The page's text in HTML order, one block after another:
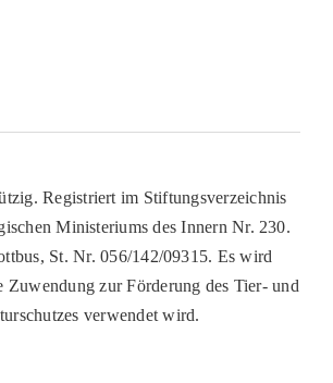
Registriert im Stiftungsverzeichnis
Ministeriums des Innern Nr. 230.
St. Nr. 056/142/09315. Es wird
Zuwendung zur Förderung des Tier- und
verwendet wird.